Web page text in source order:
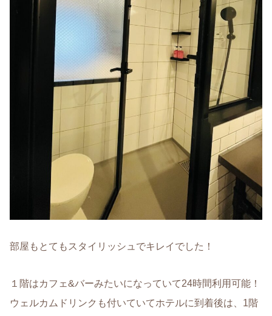
部屋もとてもスタイリッシュでキレイでした！
１階はカフェ&バーみたいになっていて24時間利用可能！
ウェルカムドリンクも付いていてホテルに到着後は、1階